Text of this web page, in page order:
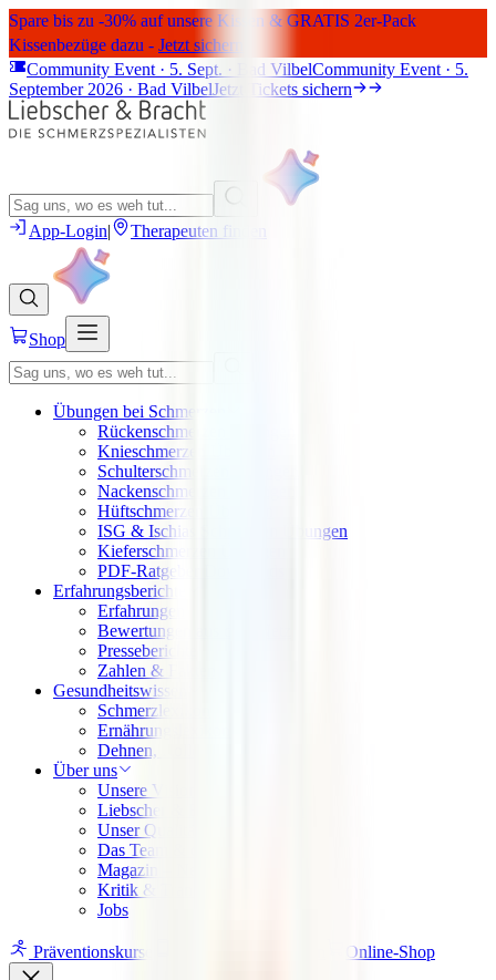
Spare bis zu -30% auf unsere Kissen & GRATIS 2er-Pack
Kissenbezüge dazu - Jetzt sichern
Community Event · 5. Sept. · Bad VilbelCommunity Event · 5.
September 2026 · Bad VilbelJetzt Tickets sichern
App-Login| Therapeuten finden
Shop
Übungen bei Schmerzen
Rückenschmerzen Übungen
Knieschmerzen Übungen
Schulterschmerzen Übungen
Nackenschmerzen Übungen
Hüftschmerzen Übungen
ISG & Ischias Schmerzen Übungen
Kieferschmerzen Übungen
PDF-Ratgeber Downloads
Erfahrungsberichte
Erfahrungen
Bewertungen aus dem Netz
Presseberichte
Zahlen & Fakten
Gesundheitswissen
Schmerzlexikon
Ernährungslexikon
Dehnen, Rollen, Drücken
Über uns
Unsere Vision
Liebscher & Bracht Übungen
Unser Qualitätsversprechen
Das Team & die Familie
Magazin – News & Stories
Kritik & Transparenz
Jobs
Präventionskurse Online-Shop